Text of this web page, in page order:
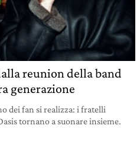
reunion della band
generazione
dei fan si realizza: i fratelli
tornano a suonare insieme.